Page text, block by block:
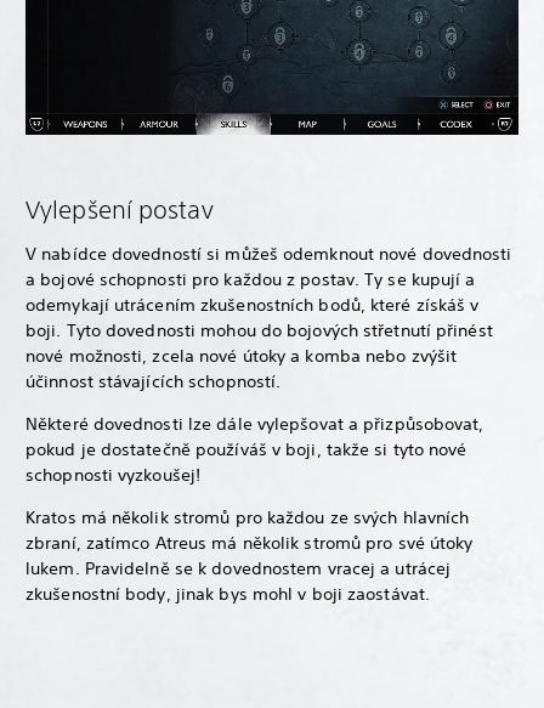
Vylepšení postav
V nabídce dovedností si můžeš odemknout nové dovednosti
a bojové schopnosti pro každou z postav. Ty se kupují a
odemykají utrácením zkušenostních bodů, které získáš v
boji. Tyto dovednosti mohou do bojových střetnutí přinést
nové možnosti, zcela nové útoky a komba nebo zvýšit
účinnost stávajících schopností.
Některé dovednosti lze dále vylepšovat a přizpůsobovat,
pokud je dostatečně používáš v boji, takže si tyto nové
schopnosti vyzkoušej!
Kratos má několik stromů pro každou ze svých hlavních
zbraní, zatímco Atreus má několik stromů pro své útoky
lukem. Pravidelně se k dovednostem vracej a utrácej
zkušenostní body, jinak bys mohl v boji zaostávat.